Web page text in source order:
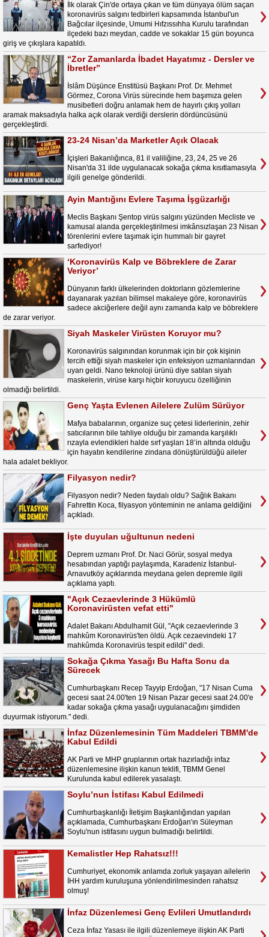
İlk olarak Çin'de ortaya çıkan ve tüm dünyaya ölüm saçan
koronavirüs salgını tedbirleri kapsamında İstanbul'un
Bağcılar ilçesinde, Umumi Hıfzıssıhha Kurulu tarafından
ilçedeki bazı meydan, cadde ve sokaklar 15 gün boyunca
giriş ve çıkışlara kapatıldı.
“Zor Zamanlarda İbadet Hayatımız - Dersler ve
İbretler”
İslâm Düşünce Enstitüsü Başkanı Prof. Dr. Mehmet
Görmez, Corona Virüs sürecinde hem başımıza gelen
musibetleri doğru anlamak hem de hayırlı çıkış yolları
aramak maksadıyla halka açık olarak verdiği derslerin dördüncüsünü
gerçekleştirdi.
23-24 Nisan’da Marketler Açık Olacak
İçişleri Bakanlığınca, 81 il valiliğine, 23, 24, 25 ve 26
Nisan'da 31 ilde uygulanacak sokağa çıkma kısıtlamasıyla
ilgili genelge gönderildi.
Ayin Mantığını Evlere Taşıma İşgüzarlığı
Meclis Başkanı Şentop virüs salgını yüzünden Mecliste ve
kamusal alanda gerçekleştirilmesi imkânsızlaşan 23 Nisan
törenlerini evlere taşımak için hummalı bir gayret
sarfediyor!
‘Koronavirüs Kalp ve Böbreklere de Zarar
Veriyor’
Dünyanın farklı ülkelerinden doktorların gözlemlerine
dayanarak yazılan bilimsel makaleye göre, koronavirüs
sadece akciğerlere değil aynı zamanda kalp ve böbreklere
de zarar veriyor.
Siyah Maskeler Virüsten Koruyor mu?
Koronavirüs salgınından korunmak için bir çok kişinin
tercih ettiği siyah maskeler için enfeksiyon uzmanlarından
uyarı geldi. Nano teknoloji ürünü diye satılan siyah
maskelerin, virüse karşı hiçbir koruyucu özelliğinin
olmadığı belirtildi.
Genç Yaşta Evlenen Ailelere Zulüm Sürüyor
Mafya babalarının, organize suç çetesi liderlerinin, zehir
satıcılarının bile tahliye olduğu bir zamanda karşılıklı
rızayla evlendikleri halde sırf yaşları 18’in altında olduğu
için hayatın kendilerine zindana dönüştürüldüğü aileler
hala adalet bekliyor.
Filyasyon nedir?
Filyasyon nedir? Neden faydalı oldu? Sağlık Bakanı
Fahrettin Koca, filyasyon yönteminin ne anlama geldiğini
açıkladı.
İşte duyulan uğultunun nedeni
Deprem uzmanı Prof. Dr. Naci Görür, sosyal medya
hesabından yaptığı paylaşımda, Karadeniz İstanbul-
Arnavutköy açıklarında meydana gelen depremle ilgili
açıklama yaptı.
"Açık Cezaevlerinde 3 Hükümlü
Koronavirüsten vefat etti"
Adalet Bakanı Abdulhamit Gül, "Açık cezaevlerinde 3
mahkûm Koronavirüs'ten öldü. Açık cezaevindeki 17
mahkûmda Koronavirüs tespit edildi" dedi.
Sokağa Çıkma Yasağı Bu Hafta Sonu da
Sürecek
Cumhurbaşkanı Recep Tayyip Erdoğan, "17 Nisan Cuma
gecesi saat 24.00'ten 19 Nisan Pazar gecesi saat 24.00'e
kadar sokağa çıkma yasağı uygulanacağını şimdiden
duyurmak istiyorum." dedi.
İnfaz Düzenlemesinin Tüm Maddeleri TBMM'de
Kabul Edildi
AK Parti ve MHP gruplarının ortak hazırladığı infaz
düzenlemesine ilişkin kanun teklifi, TBMM Genel
Kurulunda kabul edilerek yasalaştı.
Soylu’nun İstifası Kabul Edilmedi
Cumhurbaşkanlığı İletişim Başkanlığından yapılan
açıklamada, Cumhurbaşkanı Erdoğan'ın Süleyman
Soylu'nun istifasını uygun bulmadığı belirtildi.
Kemalistler Hep Rahatsız!!!
Cumhuriyet, ekonomik anlamda zorluk yaşayan ailelerin
İHH yardım kuruluşuna yönlendirilmesinden rahatsız
olmuş!
İnfaz Düzenlemesi Genç Evlileri Umutlandırdı
Ceza İnfaz Yasası ile ilgili düzenlemeye ilişkin AK Parti